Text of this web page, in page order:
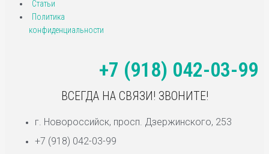
Статьи
Политика
конфиденциальности
+7 (918) 042-03-99
ВСЕГДА НА СВЯЗИ! ЗВОНИТЕ!
г. Новороссийск, просп. Дзержинского, 253
+7 (918) 042-03-99